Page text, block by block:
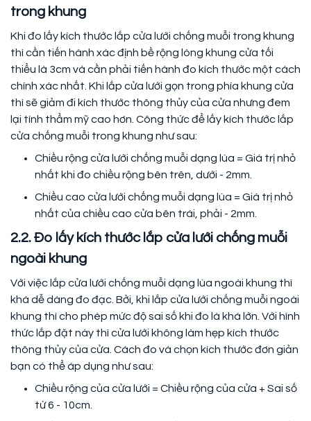
trong khung
Khi đo lấy kích thước lắp cửa lưới chống muỗi trong khung
thì cần tiến hành xác định bề rộng lòng khung cửa tối
thiểu là 3cm và cần phải tiến hành đo kích thước một cách
chính xác nhất. Khi lắp cửa lưới gọn trong phía khung cửa
thì sẽ giảm đi kích thước thông thủy của cửa nhưng đem
lại tính thẩm mỹ cao hơn. Công thức để lấy kích thước lắp
cửa chống muỗi trong khung như sau:
Chiều rộng cửa lưới chống muỗi dạng lùa = Giá trị nhỏ
nhất khi đo chiều rộng bên trên, dưới - 2mm.
Chiều cao cửa lưới chống muỗi dạng lùa = Giá trị nhỏ
nhất của chiều cao cửa bên trái, phải - 2mm.
2.2. Đo lấy kích thước lắp cửa lưới chống muỗi
ngoài khung
Với việc lắp cửa lưới chống muỗi dạng lùa ngoài khung thì
khá dễ dàng đo đạc. Bởi, khi lắp cửa lưới chống muỗi ngoài
khung thì cho phép mức độ sai số khi đo là khá lớn. Với hình
thức lắp đặt này thì cửa lưới không làm hẹp kích thước
thông thủy của cửa. Cách đo và chọn kích thước đơn giản
bạn có thể áp dụng như sau:
Chiều rộng của cửa lưới = Chiều rộng của cửa + Sai số
từ 6 - 10cm.